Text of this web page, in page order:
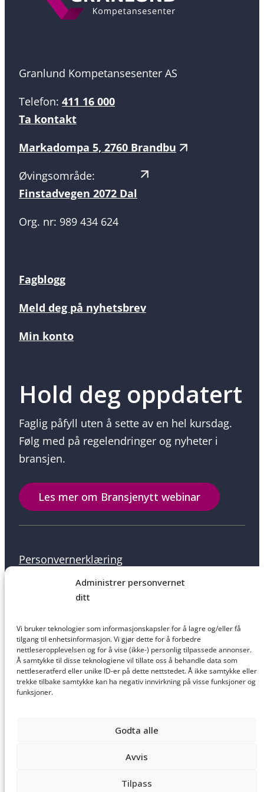
Administrer personvernet
ditt
Vi bruker teknologier som informasjonskapsler for å lagre og/eller få
tilgang til enhetsinformasjon. Vi gjør dette for å forbedre
nettleseropplevelsen og for å vise (ikke-) personlig tilpassede annonser.
Å samtykke til disse teknologiene vil tillate oss å behandle data som
nettleseratferd eller unike ID-er på dette nettstedet. Å ikke samtykke eller
trekke tilbake samtykke kan ha negativ innvirkning på visse funksjoner og
funksjoner.
Godta alle
Avvis
Tilpass
Granlund Kompetansesenter AS
Telefon: 411 16 000
Ta kontakt
Markadompa 5, 2760 Brandbu
Øvingsområde:
Finstadvegen 2072 Dal
Org. nr: 989 434 624
Fagblogg
Meld deg på nyhetsbrev
Min konto
Hold deg oppdatert
Faglig påfyll uten å sette av en hel kursdag.
Følg med på regelendringer og nyheter i
bransjen.
Les mer om Bransjenytt webinar
Personvernerklæring
Salgsbetingelser